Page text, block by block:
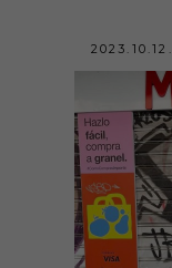
2023.10.12.